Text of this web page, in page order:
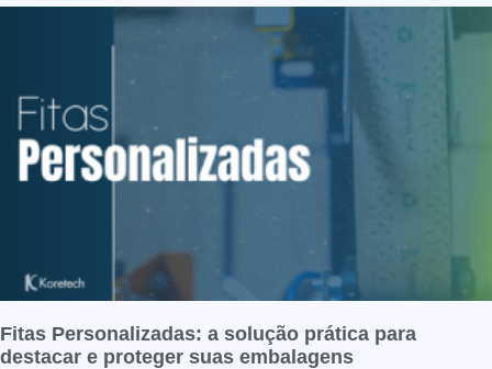
Fitas Personalizadas: a solução prática para
destacar e proteger suas embalagens